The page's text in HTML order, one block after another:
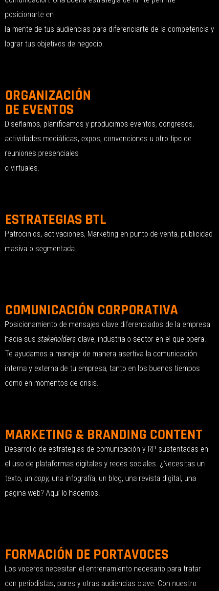
posicionarte en
la mente de tus audiencias para diferenciarte de la competencia y
lograr tus objetivos de negocio.
ORGANIZACIÓN
DE EVENTOS
Diseñamos, planificamos y producimos eventos, congresos,
actividades mediáticas, expos, convenciones u otro tipo de
reuniones presenciales
o virtuales.
ESTRATEGIAS BTL
Patrocinios, activaciones, Marketing en punto de venta, publicidad
masiva o segmentada.
COMUNICACIÓN CORPORATIVA
Posicionamiento de mensajes clave diferenciados de la empresa
hacia sus stakeholders clave, industria o sector en el que opera.
Te ayudamos a manejar de manera asertiva la comunicación
interna y externa de tu empresa, tanto en los buenos tiempos
como en momentos de crisis.
MARKETING & BRANDING CONTENT
Desarrollo de estrategias de comunicación y RP sustentadas en
el uso de plataformas digitales y redes sociales. ¿Necesitas un
texto, un copy, una infografía, un blog, una revista digital, una
pagina web? Aquí lo hacemos.
FORMACIÓN DE PORTAVOCES
Los voceros necesitan el entrenamiento necesario para tratar
con periodistas, pares y otras audiencias clave. Con nuestro